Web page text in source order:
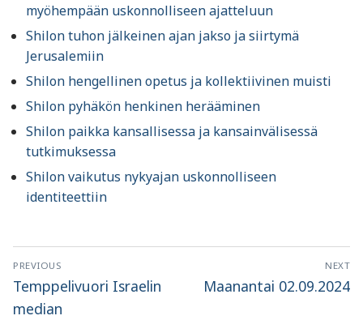
myöhempään uskonnolliseen ajatteluun
Shilon tuhon jälkeinen ajan jakso ja siirtymä
Jerusalemiin
Shilon hengellinen opetus ja kollektiivinen muisti
Shilon pyhäkön henkinen herääminen
Shilon paikka kansallisessa ja kansainvälisessä
tutkimuksessa
Shilon vaikutus nykyajan uskonnolliseen
identiteettiin
Artikkelien
selaus
PREVIOUS
Previous
post:
Temppelivuori Israelin
median
NEXT
Next
Maanantai 02.09.2024